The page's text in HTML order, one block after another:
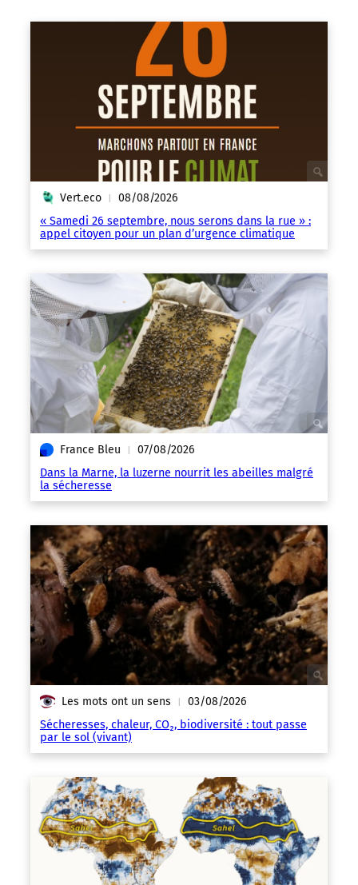
Vert.eco | 08/08/2026
« Samedi 26 septembre, nous serons dans la rue » :
appel citoyen pour un plan d’urgence climatique
France Bleu | 07/08/2026
Dans la Marne, la luzerne nourrit les abeilles malgré
la sécheresse
Les mots ont un sens | 03/08/2026
Sécheresses, chaleur, CO₂, biodiversité : tout passe
par le sol (vivant)